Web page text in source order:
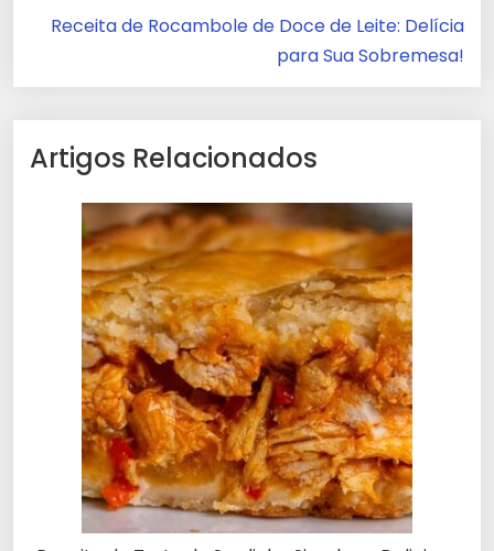
Receita de Rocambole de Doce de Leite: Delícia
para Sua Sobremesa!
Artigos Relacionados